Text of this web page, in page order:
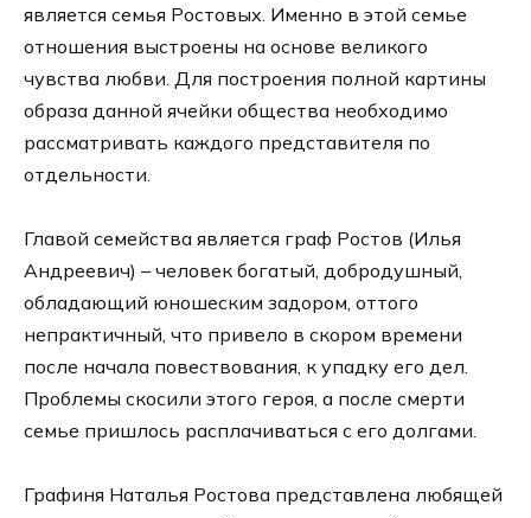
является семья Ростовых. Именно в этой семье
отношения выстроены на основе великого
чувства любви. Для построения полной картины
образа данной ячейки общества необходимо
рассматривать каждого представителя по
отдельности.
Главой семейства является граф Ростов (Илья
Андреевич) – человек богатый, добродушный,
обладающий юношеским задором, оттого
непрактичный, что привело в скором времени
после начала повествования, к упадку его дел.
Проблемы скосили этого героя, а после смерти
семье пришлось расплачиваться с его долгами.
Графиня Наталья Ростова представлена любящей